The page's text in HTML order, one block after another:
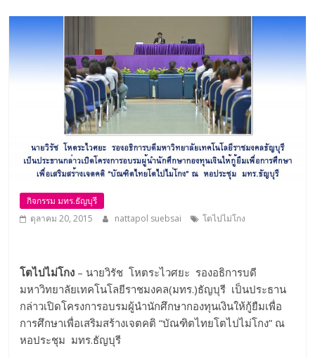
กิจกรรม มทร.ธัญบุรี
ตุลาคม 20, 2015
nattapol suebsai โตไปไม่โกง
โตไปไม่โกง – นายวิรัช โหตระไวศยะ รองอธิการบดี
มหาวิทยาลัยเทคโนโลยีราชมงคล(มทร.)ธัญบุรี เป็นประธาน
กล่าวเปิดโครงการอบรมผู้นำนักศึกษากองทุนเงินให้กู้ยืมเพื่อ
การศึกษาเพื่อเสริมสร้างเจตคติ “บัณฑิตไทยโตไปไม่โกง” ณ
หอประชุม มทร.ธัญบุรี